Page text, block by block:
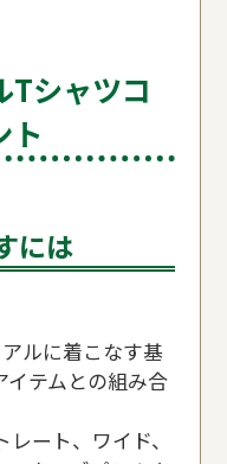
Tシャツコ
ト
には
ルに着こなす基
テムとの組み合
ート、ワイド、